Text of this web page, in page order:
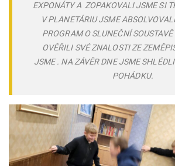
EXPONÁTY A ZOPAKOVALI JSME SI
V PLANETÁRIU JSME
PROGRAM O SLUNEČNÍ
OVĚŘILI SVÉ ZNALOSTI ZE
JSME . NA ZÁVĚR DNE JSME
POHÁDKU.